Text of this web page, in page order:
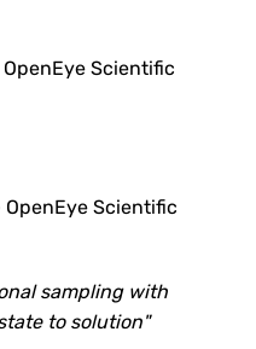
OpenEye Scientific
OpenEye Scientific
sampling with
to solution"